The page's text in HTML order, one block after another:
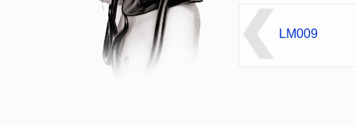
LM009